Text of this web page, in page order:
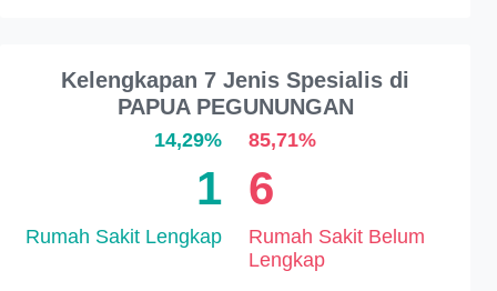
Kelengkapan 7 Jenis Spesialis di
PAPUA PEGUNUNGAN
14,29%
1
Rumah Sakit Lengkap
85,71%
6
Rumah Sakit Belum
Lengkap